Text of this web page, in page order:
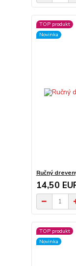
TOP produkt
Novinka
Ručný
14,50
TOP produkt
Novinka